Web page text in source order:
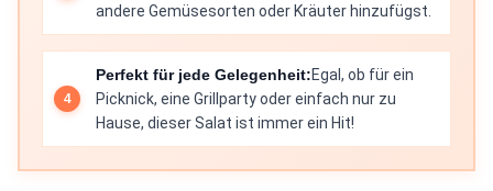
andere Gemüsesorten oder Kräuter hinzufügst.
Perfekt für jede Gelegenheit:Egal, ob für ein
Picknick, eine Grillparty oder einfach nur zu
Hause, dieser Salat ist immer ein Hit!